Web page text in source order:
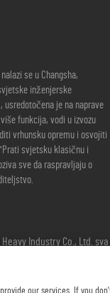
se u Changsha,
inženjerske
usredotočena je na naprave
funkcija, vodi u izvozu
vrhunsku opremu i osvojiti
svjetsku klasičnu i
sve da raspravljaju o
Industry Co., Ltd.
our services. If you